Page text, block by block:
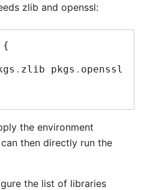
zlib and openssl:
{
. zlib pkgs .
the environment
then directly run the
the list of libraries